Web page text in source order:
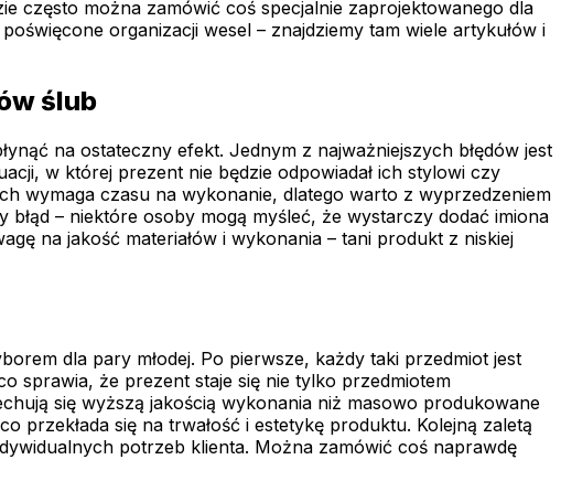
często można zamówić coś specjalnie zaprojektowanego dla
organizacji wesel – znajdziemy tam wiele artykułów i
ślub
na ostateczny efekt. Jednym z najważniejszych błędów jest
w której prezent nie będzie odpowiadał ich stylowi czy
wymaga czasu na wykonanie, dlatego warto z wyprzedzeniem
– niektóre osoby mogą myśleć, że wystarczy dodać imiona
na jakość materiałów i wykonania – tani produkt z niskiej
dla pary młodej. Po pierwsze, każdy taki przedmiot jest
sprawia, że prezent staje się nie tylko przedmiotem
się wyższą jakością wykonania niż masowo produkowane
przekłada się na trwałość i estetykę produktu. Kolejną zaletą
potrzeb klienta. Można zamówić coś naprawdę